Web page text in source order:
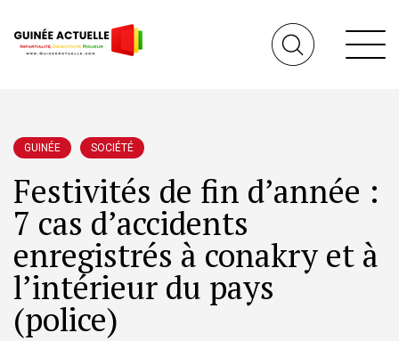
GUINÉE SOCIÉTÉ
Festivités de fin d’année :
7 cas d’accidents
enregistrés à conakry et à
l’intérieur du pays
(police)